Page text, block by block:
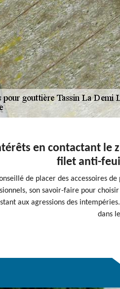
en contactant le
filet anti-
de placer des accessoires
son savoir-faire pour
aux agressions des
dans